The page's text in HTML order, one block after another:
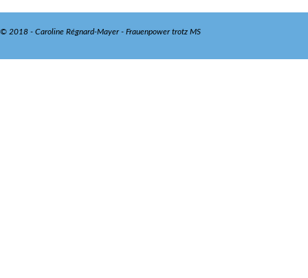
© 2018 - Caroline Régnard-Mayer - Frauenpower trotz MS